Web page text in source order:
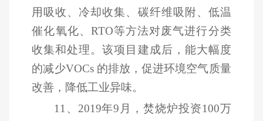
用吸收、冷却收集、碳纤维吸附、低温
催化氧化、RTO等方法对废气进行分类
收集和处理。该项目建成后，能大幅度
的减少VOCs 的排放，促进环境空气质量
改善，降低工业异味。
11 、2019年9月，焚烧炉投资100万